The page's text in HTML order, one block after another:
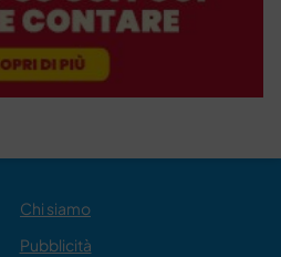
Chi siamo
Pubblicità